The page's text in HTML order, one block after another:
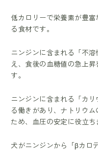
低カロリーで栄養素が豊
る食材です。
ニンジンに含まれる「不
え、食後の血糖値の急上
す。
ニンジンに含まれる「カ
る働きがあり、ナトリウ
ため、血圧の安定に役立ち
犬がニンジンから「βカロ